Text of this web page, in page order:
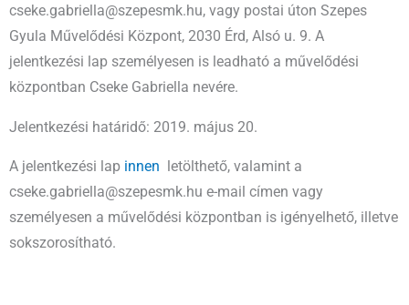
cseke.gabriella@szepesmk.hu, vagy postai úton Szepes
Gyula Művelődési Központ, 2030 Érd, Alsó u. 9. A
jelentkezési lap személyesen is leadható a művelődési
központban Cseke Gabriella nevére.
Jelentkezési határidő: 2019. május 20.
A jelentkezési lap innen letölthető, valamint a
cseke.gabriella@szepesmk.hu e-mail címen vagy
személyesen a művelődési központban is igényelhető, illetve
sokszorosítható.